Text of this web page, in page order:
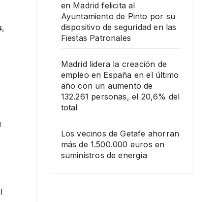
,
en Madrid felicita al
Ayuntamiento de Pinto por su
dispositivo de seguridad en las
Fiestas Patronales
Madrid lidera la creación de
empleo en España en el último
año con un aumento de
132.261 personas, el 20,6% del
total
Los vecinos de Getafe ahorran
más de 1.500.000 euros en
suministros de energía